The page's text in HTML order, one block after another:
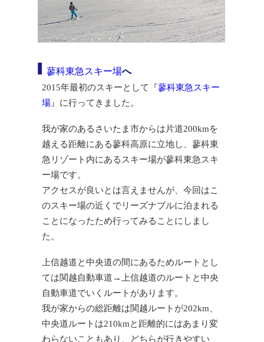
蓼科東急スキー場へ
2015年最初のスキーとして『蓼科東急スキー
場 』に行ってきました。
我が家のあるさいたま市からは片道200kmを
越える距離にある蓼科高原に立地し、蓼科東
急リゾート内にあるスキー場が蓼科東急スキ
ー場です。
アクセスが良いとは言えませんが、今回はこ
のスキー場の近くでリーズナブルに泊まれる
ことになったため行ってみることにしまし
た。
上信越道と中央道の間にあるためルートとし
ては関越自動車道→上信越道のルートと中央
自動車道でいくルートがあります。
我が家からの総距離は関越ルートが202km、
中央道ルートは210kmと距離的にはあまり変
わらないこともあり、どちらが行きやすい